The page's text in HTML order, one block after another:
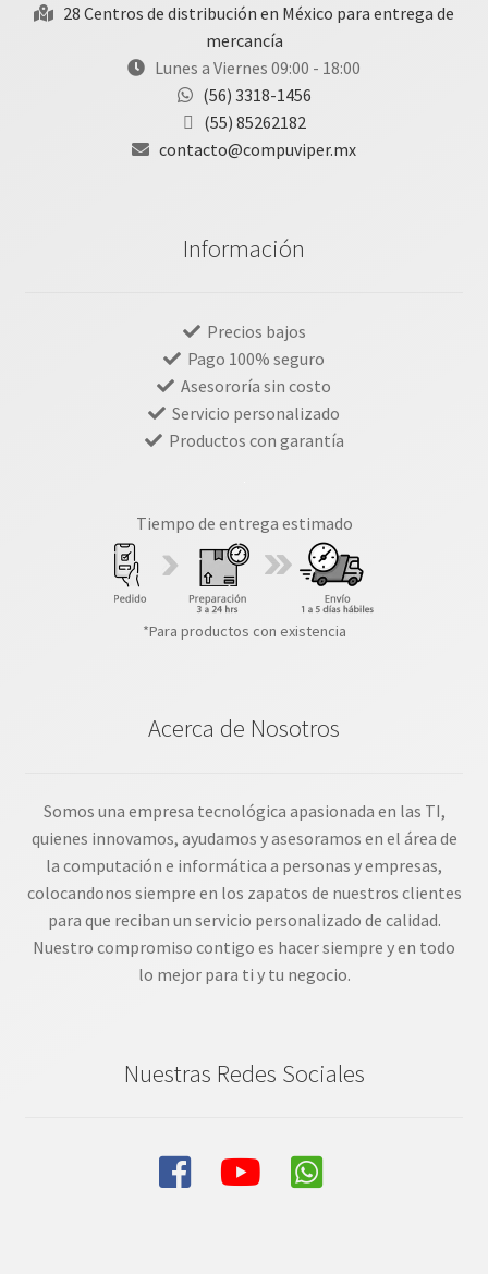
28 Centros de distribución en México para entrega de
mercancía
Lunes a Viernes 09:00 - 18:00
(56) 3318-1456
(55) 85262182
contacto@compuviper.mx
Información
Precios bajos
Pago 100% seguro
Asesororía sin costo
Servicio personalizado
Productos con garantía
Tiempo de entrega estimado
*Para productos con existencia
Acerca de Nosotros
Somos una empresa tecnológica apasionada en las TI,
quienes innovamos, ayudamos y asesoramos en el área de
la computación e informática a personas y empresas,
colocandonos siempre en los zapatos de nuestros clientes
para que reciban un servicio personalizado de calidad.
Nuestro compromiso contigo es hacer siempre y en todo
lo mejor para ti y tu negocio.
Nuestras Redes Sociales